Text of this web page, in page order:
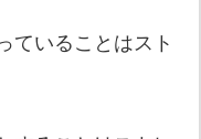
ていることはスト